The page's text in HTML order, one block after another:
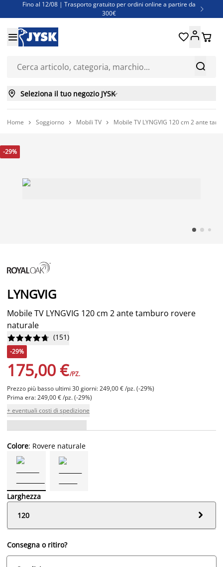
Fino al 12/08 | Trasporto gratuito per ordini online a partire da
300€

Super offerte d'estate | Oltre 1.500 articoli fino al 70%
Finanziamenti - Scegli il piano di rimborso più adatto a te


 
 Seleziona il tuo negozio JYSK
Home  Soggiorno  Mobili TV  Mobile TV LYNGVIG 120 cm 2 ante
-29%
LYNGVIG
Mobile TV LYNGVIG 120 cm 2 ante tamburo rovere
naturale





 (151)
-29%
175,00 €/PZ.
Prezzo più basso ultimi 30 giorni: 249,00 € /pz. (-29%)
Prima era: 249,00 € /pz. (-29%)
+ eventuali costi di spedizione
Colore: Rovere naturale
Larghezza
120

Consegna o ritiro?